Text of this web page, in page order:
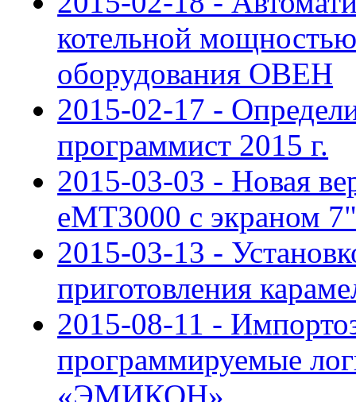
котельной
оборудования ОВЕН
2015-02-17 -
программист 2015 г.
2015-03-03 - Новая
eMT3000 с экраном
2015-03-13 -
приготовления
2015-08-11 -
программируемые